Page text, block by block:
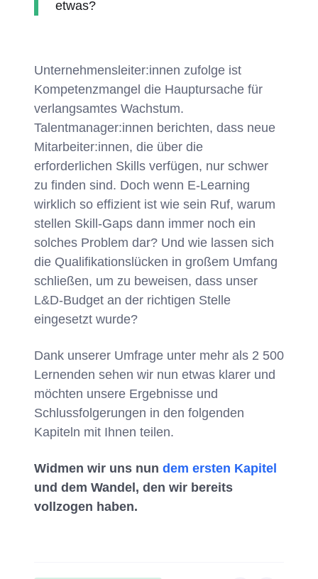
etwas?
Unternehmensleiter:innen zufolge ist
Kompetenzmangel die Hauptursache für
verlangsamtes Wachstum.
Talentmanager:innen berichten, dass neue
Mitarbeiter:innen, die über die
erforderlichen Skills verfügen, nur schwer
zu finden sind. Doch wenn E-Learning
wirklich so effizient ist wie sein Ruf, warum
stellen Skill-Gaps dann immer noch ein
solches Problem dar? Und wie lassen sich
die Qualifikationslücken in großem Umfang
schließen, um zu beweisen, dass unser
L&D-Budget an der richtigen Stelle
eingesetzt wurde?
Dank unserer Umfrage unter mehr als 2 500
Lernenden sehen wir nun etwas klarer und
möchten unsere Ergebnisse und
Schlussfolgerungen in den folgenden
Kapiteln mit Ihnen teilen.
Widmen wir uns nun dem ersten Kapitel
und dem Wandel, den wir bereits
vollzogen haben.